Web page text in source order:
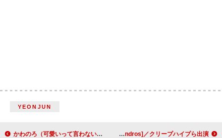
YEONJUN
かわのろ（可愛いって言わないと呪う！）新体制スタート～今日までのアイドルストーリー秘話公開！ 今後のヴィジョンも「TikTok1億回再生目指す」「人間味溢れる楽曲を」 凛として時雨による対バンイベント【トキニ雨】、キタニタツヤ／[Alexandros]／クリープハイプら出演